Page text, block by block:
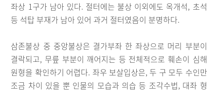
좌상 1구가 남아 있다. 절터에는 불상 이외에도 옥개석, 초석
등 석탑 부재가 남아 있어 과거 절터였음이 분명하다.
삼존불상 중 중앙불상은 결가부좌 한 좌상으로 머리 부분이
결락되고, 무릎 부분이 깨어지는 등 전체적으로 훼손이 심해
원형을 확인하기 어렵다. 좌우 보살입상은, 두 구 모두 수인만
조금 차이 있을 뿐 인물의 모습과 의습 등 조각수법, 대좌 형